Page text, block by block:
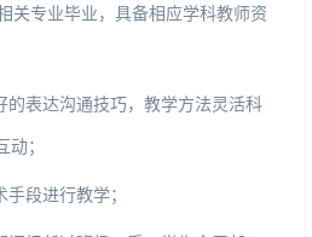
关专业毕业，具备相应学科教师资
表达沟通技巧，教学方法灵活科
；
段进行教学；